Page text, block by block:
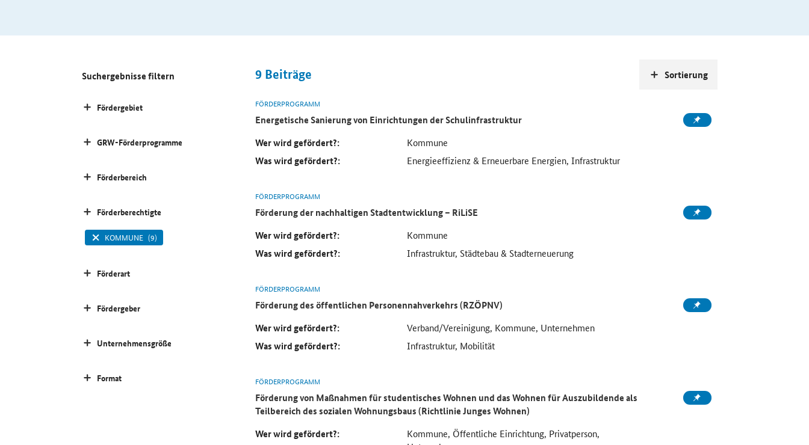
9 Beiträge
FÖRDERPROGRAMM
Energetische Sanierung von Einrichtungen der Schulinfrastruktur
Wer wird gefördert?:
Kommune
Was wird gefördert?: Energieeffizienz & Erneuerbare Energien, Infrastruktur
FÖRDERPROGRAMM
Förderung der nachhaltigen Stadtentwicklung – RiLiSE
Wer wird gefördert?:
Kommune
Was wird gefördert?: Infrastruktur, Städtebau & Stadterneuerung
FÖRDERPROGRAMM
Förderung des öffentlichen Personennahverkehrs (RZÖPNV)
Wer wird gefördert?:
Verband/Vereinigung, Kommune, Unternehmen
Was wird gefördert?: Infrastruktur, Mobilität
FÖRDERPROGRAMM
Förderung von Maßnahmen für studentisches Wohnen und das Wohnen für Auszubildende als
Teilbereich des sozialen Wohnungsbaus (Richtlinie Junges Wohnen)
Wer wird gefördert?:
Kommune, Öffentliche Einrichtung, Privatperson,
Sortierung
Suchergebnisse filtern
Fördergebiet
GRW-Förderprogramme
Förderbereich
Förderberechtigte
KOMMUNE (9)
Förderart
Fördergeber
Unternehmensgröße
Format